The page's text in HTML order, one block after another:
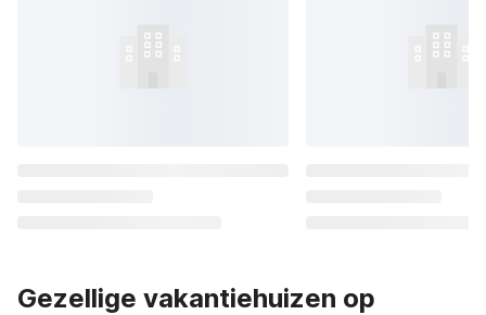
Gezellige vakantiehuizen op